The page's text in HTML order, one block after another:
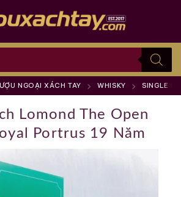
NGOẠI XÁCH TAY WHISKY SINGLE
Lomond The Open
Portrus 19 Năm